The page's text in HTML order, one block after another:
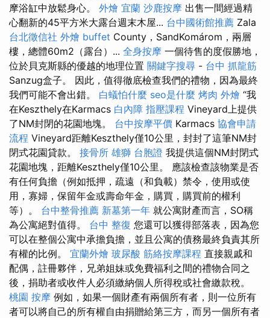
摩浴缸中放鬆身心。 外燴 宜蘭 沙鹿按摩 出售一間經過精
心翻新的45平方米大露台週末木屋... 台中國術館推薦 Zala
台北徵信社 外燴 buffet County，SandKomárom，兩層
樓，總體60m2（露台）... 全身按摩 一個待售的度假勝地，
位於貝克斯縣的優越的地理位置 關鍵字搜尋 - 台中 抓龍筋
Sanzug盒子。 因此，值得徹底檢查我們的禮物，因為最終
我們可能不會出錯。 白蟻怕什麼 seo是什麼 烤肉 外燴 “我
在Keszthely在Karmacs 白內障 指壓課程 Vineyard上提供
了NM封閉的花園地塊。 台中按摩平價 Karmacs 協會申請
流程 Vineyard距離Keszthely僅10公里，封封了這筆NM封
閉式花園貸款。 接骨所 雄獅 台胞證 我提供這個NM封閉式
花園地塊，距離Keszthely僅10公里。 應該檢查該物業是否
有任何負擔（例如抵押，疏遠（和負載）禁令，使用或使
用，寡婦，保留年金或壽命年金，購買，購買前的權利
等）。 台中整骨推薦 新墓第一年 就公寓財產而言，SO稱
為公寓絕對值得。 台中 整復 您還可以獲得部落表，因為您
可以在整個公寓中承擔負擔，並且公寓的債務最終負責其所
有權的比例。 宜蘭外燴 玻尿酸 筋絡按摩課程 直接親戚和
配偶，註冊夥伴，兄弟姐妹或免費福利之間的禮物合同之
後，捐助者或收件人必須繳納個人所得稅或社會繳款稅。
桃園 按摩 例如，如果一個財產有兩個所有者，則一位所有
者可以將自己的所有權自由捐贈給第三方，而另一個所有者